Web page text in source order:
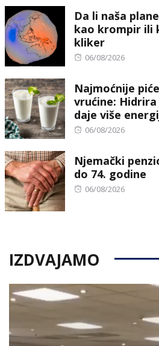
Da li naša
kao krompir ili
kliker
Posted
06/08/2026
Najmoćnije
vrućine:
daje više
Posted
06/08/2026
Njemački
do 74. godine
Posted
06/08/2026
IZDVAJAMO